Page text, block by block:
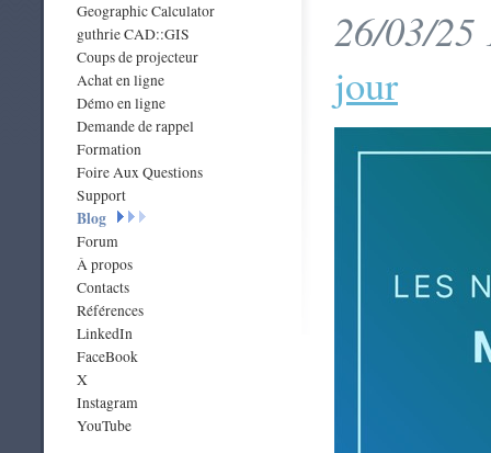
Geographic Calculator
guthrie CAD::GIS
Coups de projecteur
Achat en ligne
Démo en ligne
Demande de rappel
Formation
Foire Aux Questions
Support
Blog
Forum
À propos
Contacts
Références
LinkedIn
FaceBook
X
Instagram
YouTube
26/03/25
jour